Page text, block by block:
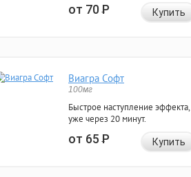
от 70Р Купить
Виагра Софт
100мг
Быстрое наступление эффекта,
уже через 20 минут.
от 65Р Купить